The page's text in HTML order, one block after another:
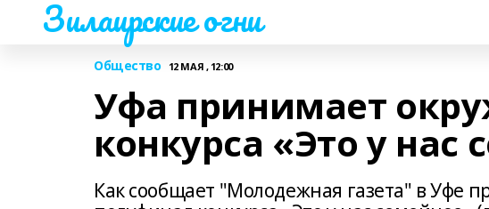
Зилаирские огни
Общество 12 МАЯ , 12:00
Уфа принимает
конкурса «Это у нас
Как сообщает "Молодежная газета" в Уфе